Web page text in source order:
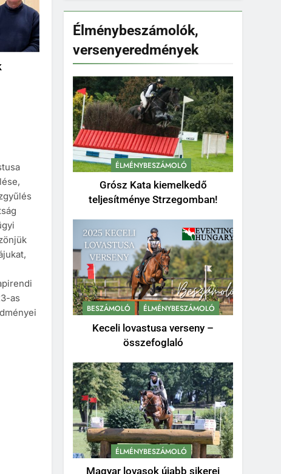
as
Élménybeszámolók,
versenyeredmények
ÉLMÉNYBESZÁMOLÓ
Grósz Kata kiemelkedő
teljesítménye Strzegomban!
BESZÁMOLÓ ÉLMÉNYBESZÁMOLÓ
Keceli lovastusa verseny –
összefoglaló
ÉLMÉNYBESZÁMOLÓ
Magyar lovasok újabb sikerei